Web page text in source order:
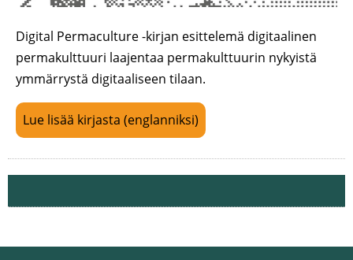
Digital Permaculture -kirjan esittelemä digitaalinen
permakulttuuri laajentaa permakulttuurin nykyistä
ymmärrystä digitaaliseen tilaan.
Lue lisää kirjasta (englanniksi)